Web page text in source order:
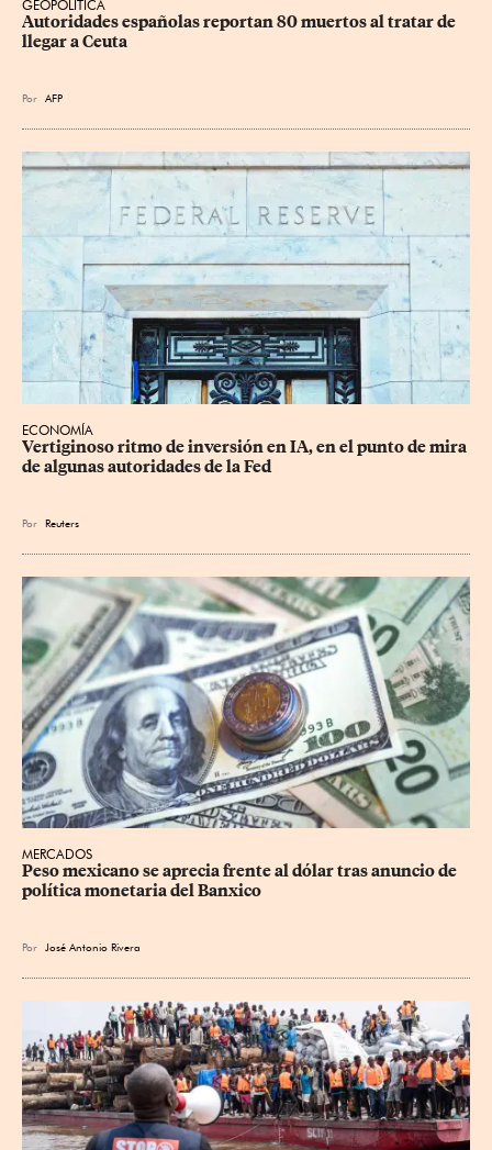
GEOPOLÍTICA
Autoridades españolas reportan 80 muertos al tratar de
llegar a Ceuta
Por AFP
ECONOMÍA
Vertiginoso ritmo de inversión en IA, en el punto de mira
de algunas autoridades de la Fed
Por Reuters
MERCADOS
Peso mexicano se aprecia frente al dólar tras anuncio de
política monetaria del Banxico
Por José Antonio Rivera